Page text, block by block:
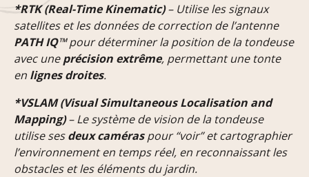
*RTK (Real-Time Kinematic)– Utilise les signaux
satellites et les données de correction de l’antenne
PATH IQ™pour déterminer la position de la tondeuse
avec uneprécision extrême, permettant une tonte
en lignes droites.
*VSLAM (Visual Simultaneous Localisation and
Mapping)– Le système de vision de la tondeuse
utilise sesdeux caméraspour “voir” et cartographier
l’environnement en temps réel, en reconnaissant les
obstacles et les éléments du jardin.